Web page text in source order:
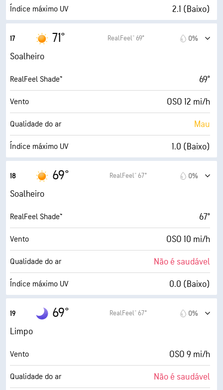
Visibilidade 5 milhas
Índice máximo UV 2.1 (Baixo)
Humidade
Ponto de orvalho 64° F
AccuLumen Brightness Index™ 9 (Muito claro)
Cobertura de nuvens 5%
Visibilidade 5 milhas
17 71° RealFeel® 69° 0%
Soalheiro
RealFeel Shade™ 69°
Vento OSO 12 mi/h
Qualidade do ar Mau
Índice máximo UV 1.0 (Baixo)
Humidade
Ponto de orvalho 63° F
AccuLumen Brightness Index™ 5 (Médio)
Cobertura de nuvens 4%
Visibilidade 5 milhas
18 69° RealFeel® 67° 0%
Soalheiro
RealFeel Shade™ 67°
Vento OSO 10 mi/h
Qualidade do ar Não é saudável
Índice máximo UV 0.0 (Baixo)
Humidade
Ponto de orvalho 63° F
AccuLumen Brightness Index™ 0 (Escuro)
19 69° RealFeel® 67° 0%
Limpo
Vento OSO 9 mi/h
Qualidade do ar Não é saudável